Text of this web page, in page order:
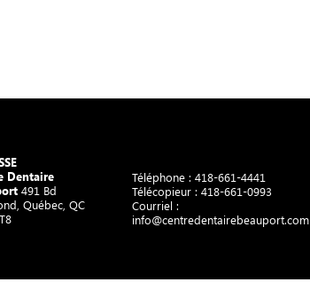
Dentaire
491 Bd
Québec, QC
Téléphone : 418-661-4441
Télécopieur : 418-661-0993
Courriel :
info@centredentairebeauport.com